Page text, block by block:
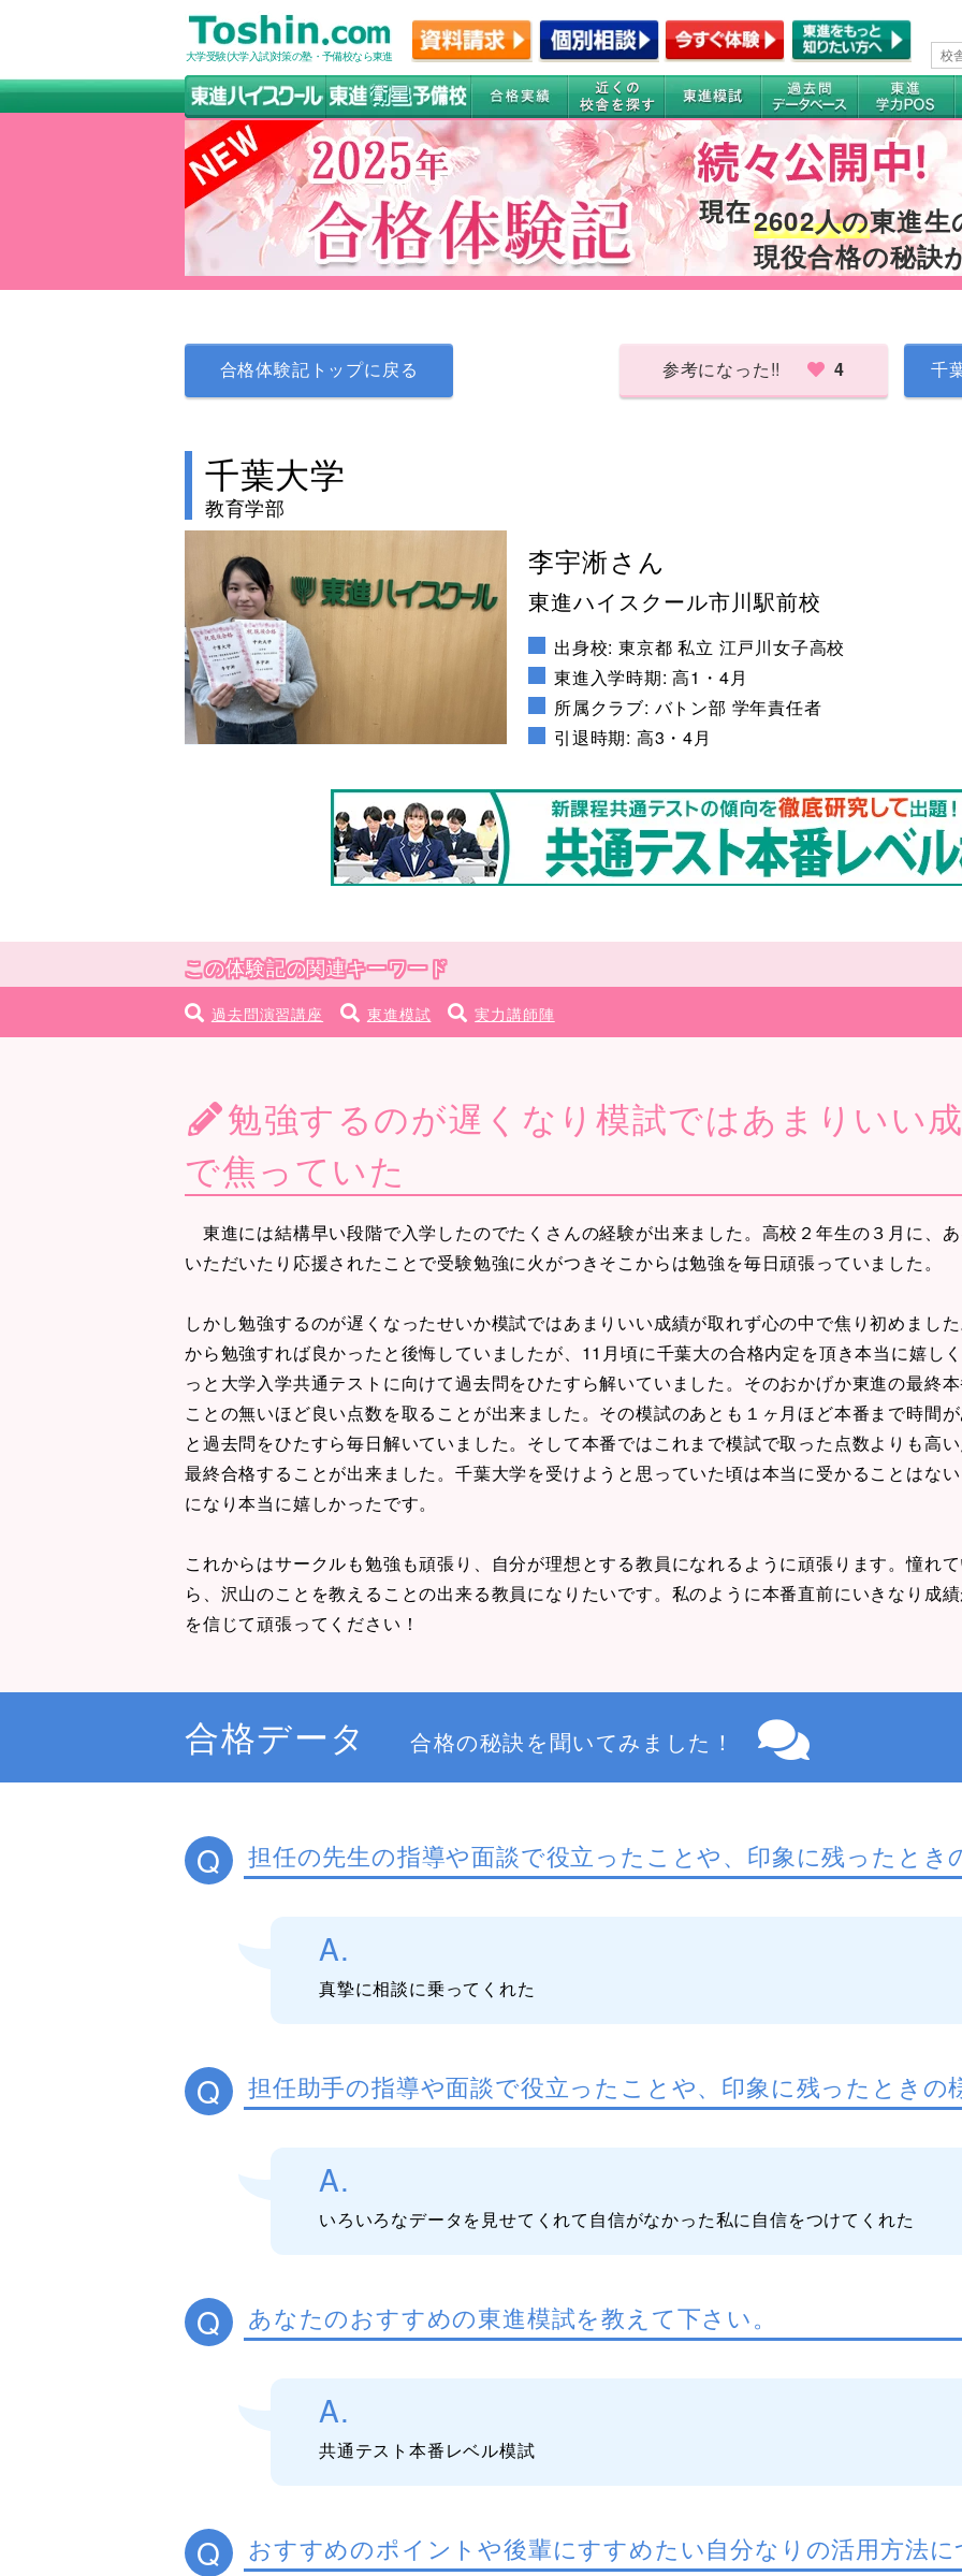
大学受験(大学入試)対策の塾・予備校なら東進
2602人の東進生
現役合格の秘訣
合格体験記トップに戻る 参考になった!! 4 千
千葉大学
教育学部
no image
李宇淅さん
東進ハイスクール市川駅前校
出身校: 東京都 私立 江戸川女子高校
東進入学時期: 高1・4月
所属クラブ: バトン部 学年責任者
引退時期: 高3・4月
この体験記の関連キーワード
過去問演習講座 東進模試 実力講師陣
勉強するのが遅くなり模試ではあまりいい
で焦っていた
東進には結構早い段階で入学したのでたくさんの経験が出来ました。高校２年生の３月に、
いただいたり応援されたことで受験勉強に火がつきそこからは勉強を毎日頑張っていました。
しかし勉強するのが遅くなったせいか模試ではあまりいい成績が取れず心の中で焦り初めまし
から勉強すれば良かったと後悔していましたが、11月頃に千葉大の合格内定を頂き本当に嬉し
っと大学入学共通テストに向けて過去問をひたすら解いていました。そのおかげか東進の最終
ことの無いほど良い点数を取ることが出来ました。その模試のあとも１ヶ月ほど本番まで時間
と過去問をひたすら毎日解いていました。そして本番ではこれまで模試で取った点数よりも高
最終合格することが出来ました。千葉大学を受けようと思っていた頃は本当に受かることはな
になり本当に嬉しかったです。
これからはサークルも勉強も頑張り、自分が理想とする教員になれるように頑張ります。憧れ
ら、沢山のことを教えることの出来る教員になりたいです。私のように本番直前にいきなり成
を信じて頑張ってください！
合格データ 合格の秘訣を聞いてみました！
Q 担任の先生の指導や面談で役立ったことや、印象に残ったとき
A.
真摯に相談に乗ってくれた
Q 担任助手の指導や面談で役立ったことや、印象に残ったときの
A.
いろいろなデータを見せてくれて自信がなかった私に自信をつけてくれた
Q あなたのおすすめの東進模試を教えて下さい。
A.
共通テスト本番レベル模試
Q おすすめのポイントや後輩にすすめたい自分なりの活用方法